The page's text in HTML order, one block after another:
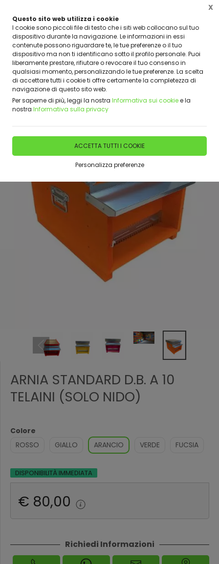
Questo sito web utilizza i cookie
I cookie sono piccoli file di testo che i siti web collocano sul tuo
dispositivo durante la navigazione. Le informazioni in essi
contenute possono riguardare te, le tue preferenze o il tuo
dispositivo ma non ti identificano sotto il profilo personale. Puoi
liberamente prestare, rifiutare o revocare il tuo consenso in
qualsiasi momento, personalizzando le tue preferenze. La scelta
di accettare tutti i cookie ti offre certamente la completezza di
navigazione di questo sito web.
Per saperne di più, leggi la nostra Informativa sui cookiee la
nostra Informativa sulla privacy
ACCETTA TUTTI I COOKIE
Personalizza preferenze
X
Home Shop Arnie e Accessori Arnie
ARNIA STANDARD D.B. A 10
TELAINI (SOLO NIDO)
Colore
ROSSO
GIALLO ARANCIO VERDE FUCSIA
DISPONIBILITÀ IMMEDIATA
€ 80,00
Richiedi Informazioni